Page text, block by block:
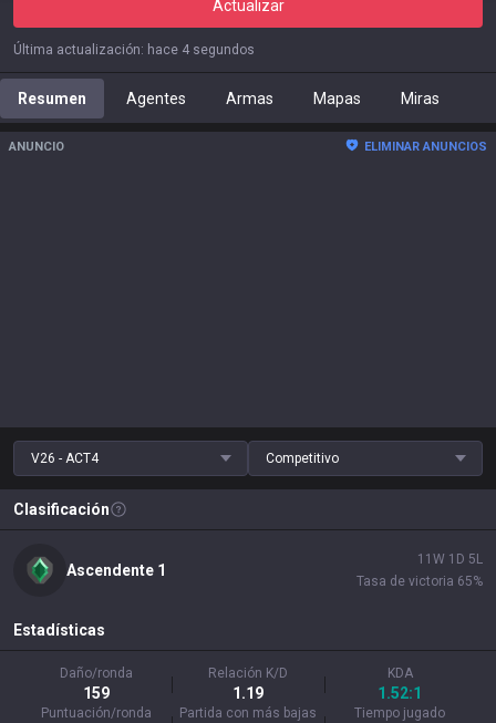
Actualizar
Última actualización: hace 4 segundos
Resumen Agentes Armas Mapas Miras
ANUNCIO ELIMINAR ANUNCIOS
V26 - ACT4 Competitivo
Clasificación
Ascendente 1
11 W 1 D 5 L
Tasa de victoria 65%
Estadísticas
Daño/ronda
159
Relación K/D
1.19
KDA
1.52:1
Puntuación/ronda Partida con más bajas Tiempo jugado